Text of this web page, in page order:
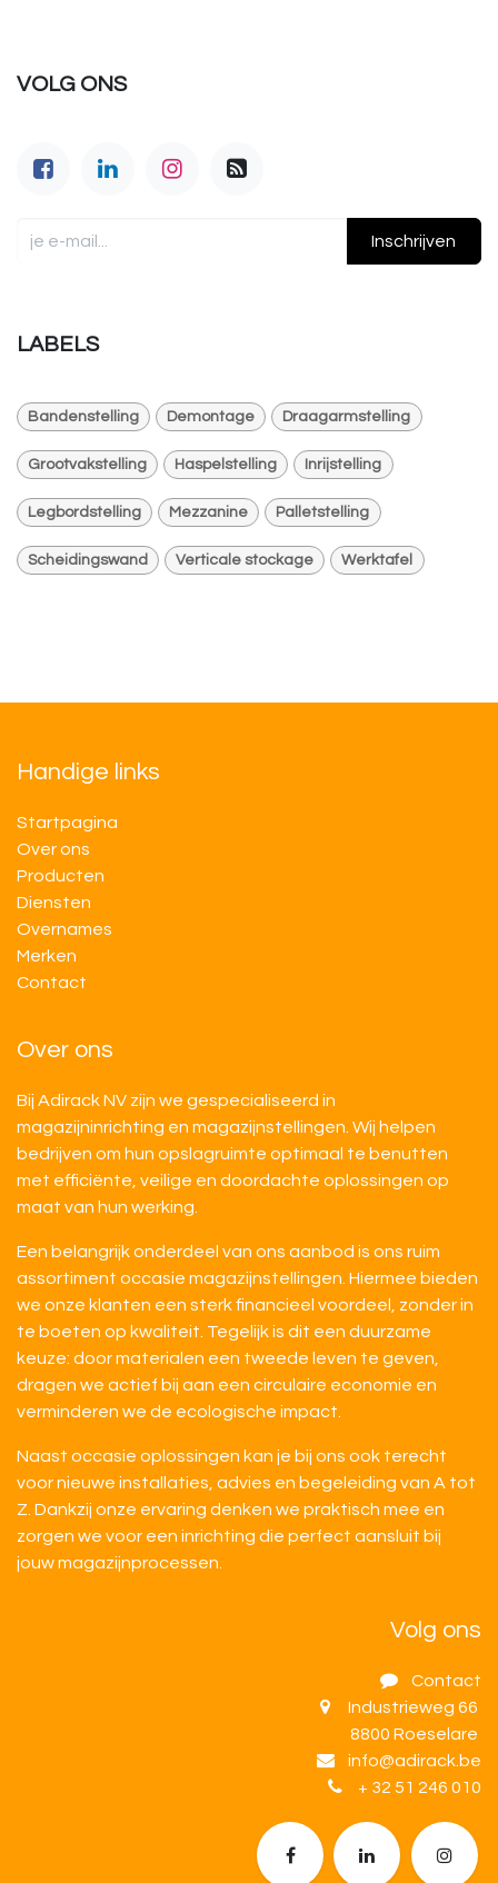
VOLG ONS
Inschrijven
LABELS
Bandenstelling Demontage Draagarmstelling
Grootvakstelling Haspelstelling Inrijstelling
Legbordstelling Mezzanine Palletstelling
Scheidingswand Verticale stockage Werktafel
Handige links
Startpagina
Over ons
Producten
Diensten
Overnames
M​​erken
Contact
Over ons
Bij Adirack NV zijn we gespecialiseerd in
magazijninrichting en magazijnstellingen. Wij helpen
bedrijven om hun opslagruimte optimaal te benutten
met efficiënte, veilige en doordachte oplossingen op
maat van hun werking.
Een belangrijk onderdeel van ons aanbod is ons ruim
assortiment occasie magazijnstellingen. Hiermee bieden
we onze klanten een sterk financieel voordeel, zonder in
te boeten op kwaliteit. Tegelijk is dit een duurzame
keuze: door materialen een tweede leven te geven,
dragen we actief bij aan een circulaire economie en
verminderen we de ecologische impact.
Naast occasie oplossingen kan je bij ons ook terecht
voor nieuwe installaties, advies en begeleiding van A tot
Z. Dankzij onze ervaring denken we praktisch mee en
zorgen we voor een inrichting die perfect aansluit bij
jouw magazijnprocessen.
Volg ons
Contact
Industrieweg 66
8800 Roeselare
info@adirack.be
+ 32 51 246 010